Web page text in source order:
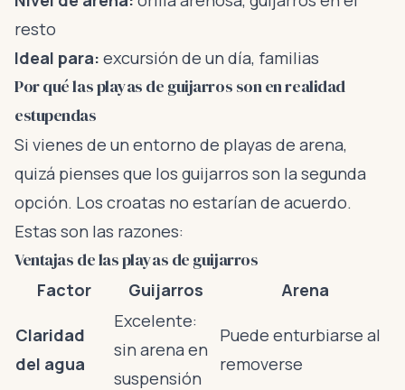
resto
Ideal para: excursión de un día, familias
Por qué las playas de guijarros son en realidad
estupendas
Si vienes de un entorno de playas de arena,
quizá pienses que los guijarros son la segunda
opción. Los croatas no estarían de acuerdo.
Estas son las razones:
Ventajas de las playas de guijarros
Factor Guijarros Arena
Claridad
del agua
Excelente:
sin arena en
suspensión
Puede enturbiarse al
removerse